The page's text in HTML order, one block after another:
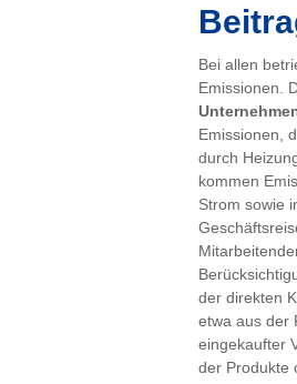
Bei allen
Emissionen.
Emissionen,
durch
kommen
Strom sowie
der direkten
etwa aus der
eingekaufter
der Produkte